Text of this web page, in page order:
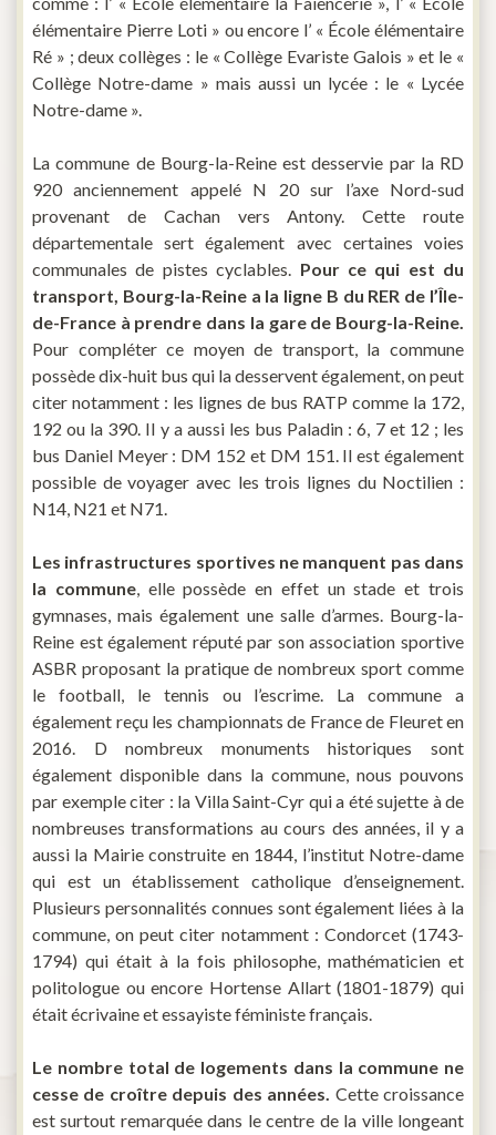
élémentaire Pierre Loti » ou encore l’ « École élémentaire
Ré » ; deux collèges : le « Collège Evariste Galois » et le «
Collège Notre-dame » mais aussi un lycée : le « Lycée
Notre-dame ».
La commune de Bourg-la-Reine est desservie par la RD
920 anciennement appelé N 20 sur l’axe Nord-sud
provenant de Cachan vers Antony. Cette route
départementale sert également avec certaines voies
communales de pistes cyclables. Pour ce qui est du
transport, Bourg-la-Reine a la ligne B du RER de l’Île-
de-France à prendre dans la gare de Bourg-la-Reine.
Pour compléter ce moyen de transport, la commune
possède dix-huit bus qui la desservent également, on peut
citer notamment : les lignes de bus RATP comme la 172,
192 ou la 390. Il y a aussi les bus Paladin : 6, 7 et 12 ; les
bus Daniel Meyer : DM 152 et DM 151. Il est également
possible de voyager avec les trois lignes du Noctilien :
N14, N21 et N71.
Les infrastructures sportives ne manquent pas dans
la commune, elle possède en effet un stade et trois
gymnases, mais également une salle d’armes. Bourg-la-
Reine est également réputé par son association sportive
ASBR proposant la pratique de nombreux sport comme
le football, le tennis ou l’escrime. La commune a
également reçu les championnats de France de Fleuret en
2016. D nombreux monuments historiques sont
également disponible dans la commune, nous pouvons
par exemple citer : la Villa Saint-Cyr qui a été sujette à de
nombreuses transformations au cours des années, il y a
aussi la Mairie construite en 1844, l’institut Notre-dame
qui est un établissement catholique d’enseignement.
Plusieurs personnalités connues sont également liées à la
commune, on peut citer notamment : Condorcet (1743-
1794) qui était à la fois philosophe, mathématicien et
politologue ou encore Hortense Allart (1801-1879) qui
était écrivaine et essayiste féministe français.
Le nombre total de logements dans la commune ne
cesse de croître depuis des années. Cette croissance
est surtout remarquée dans le centre de la ville longeant